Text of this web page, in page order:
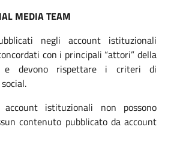
MEDIA TEAM
negli account istituzionali
con i principali “attori” della
e devono rispettare i criteri di
istituzionali non possono
contenuto pubblicato da account